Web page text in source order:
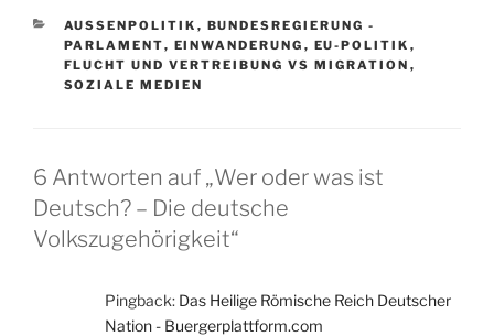
KATEGORIEN
AUSSENPOLITIK , BUNDESREGIERUNG -
PARLAMENT, EINWANDERUNG , EU-POLITIK ,
FLUCHT UND VERTREIBUNG VS MIGRATION ,
SOZIALE MEDIEN
6 Antworten auf „Wer oder was ist
Deutsch? – Die deutsche
Volkszugehörigkeit“
Pingback: Das Heilige Römische Reich Deutscher
Nation - Buergerplattform.com